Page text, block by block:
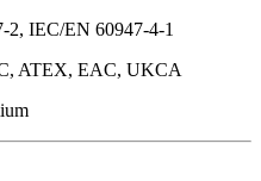
2, IEC/EN 60947-4-1
ATEX, EAC, UKCA